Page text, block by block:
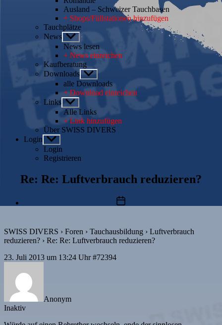
Ausland – Schweizer Tauchbasen
+ Shops/Füllstationen hinzufügen
Tauchplätze
News Untermenü
anzeigen
News lesen
+ News einreichen
Kaufberatung
Downloads Untermenü
anzeigen
alle Downloads
+ Download einreichen
Links Untermenü
anzeigen
Alle Links
+ Link hinzufügen
Über SWISS DIVERS
Login Untermenü
anzeigen
Login
Registrieren
Re: Re: Luftverbrauch reduzieren?
Beitragsdatum
SWISS DIVERS › Foren › Tauchausbildung › Luftverbrauch
reduzieren? › Re: Re: Luftverbrauch reduzieren?
23. Juli 2013 um 13:24 Uhr #72394
Anonym
Inaktiv